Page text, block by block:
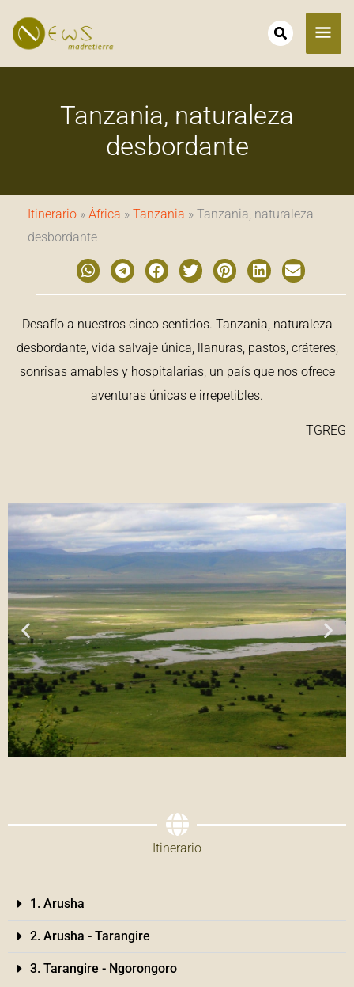
Tanzania, naturaleza
desbordante
Itinerario » África » Tanzania » Tanzania, naturaleza
desbordante
Desafío a nuestros cinco sentidos. Tanzania, naturaleza
desbordante, vida salvaje única, llanuras, pastos, cráteres,
sonrisas amables y hospitalarias, un país que nos ofrece
aventuras únicas e irrepetibles.
TGREG
Itinerario
1. Arusha
2. Arusha - Tarangire
3. Tarangire - Ngorongoro